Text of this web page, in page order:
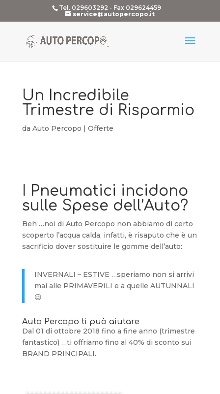
Tel. 029603292 - Fax 029624459
service@autopercopo.it
Un Incredibile
Trimestre di Risparmio
da Auto Percopo | Offerte
I Pneumatici incidono
sulle Spese dell’Auto?
Beh …noi di Auto Percopo non abbiamo di certo
scoperto l’acqua calda, infatti, è risaputo che è un
sacrificio dover sostituire le gomme dell’auto:
INVERNALI – ESTIVE …speriamo non si arrivi
mai alle PRIMAVERILI e a quelle AUTUNNALI
😉
Auto Percopo ti può aiutare
Dal 01 di ottobre 2018 fino a fine anno (trimestre
fantastico) …ti offriamo fino al 40% di sconto sui
BRAND PRINCIPALI.